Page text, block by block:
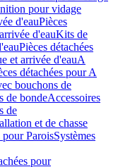
pour vidage
d'eauPièces
d'eauKits de
Pièces détachées
et arrivée d'eauA
détachées pour A
bouchons de
de bondeAccessoires
de
et de chasse
pour ParoisSystèmes
pour